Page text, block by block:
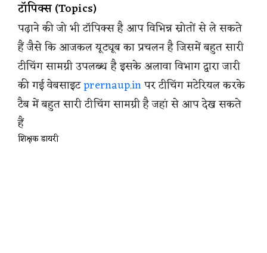
टॉपिक्स (Topics)
पढ़ाने की जो भी टॉपिक्स है आप विभिन्न स्रोतों से ले सकते
हैं जैसे कि आजकल यूट्यूब का प्रचलन है जिसमें बहुत सारी
टीचिंग सामग्री उपलब्ध है इसके अलावा विभाग द्वारा जारी
की गई वेबसाइटprernaup.inपर टीचिंग मटेरियल करके
टैब में बहुत सारी टीचिंग सामग्री है जहां से आप देख सकते
हैं
शिक्षक डायरी